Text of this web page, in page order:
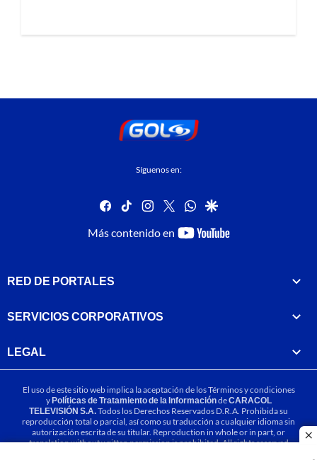
Síguenos en:
facebook
tiktok instagram
twitterwhatsapp
google
Más contenido en
youtube-
RED DE PORTALES
SERVICIOS CORPORATIVOS
LEGAL
El uso de este sitio web implica la aceptación de losTérminos y condiciones
yPolíticas de Tratamiento de la InformacióndeCARACOL
TELEVISIÓN S.A.Todos los Derechos Reservados D.R.A. Prohibida su
reproducción total o parcial, así como su traducción a cualquier idioma sin
autorización escrita de su titular. Reproduction in whole or in part, or
translation without written permission is prohibited. All rights reserved